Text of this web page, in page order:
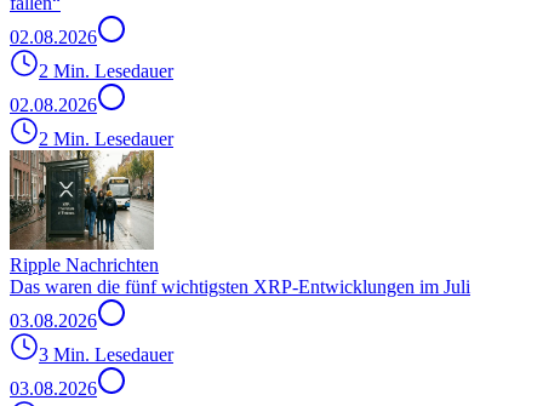
02.08.2026
2 Min. Lesedauer
02.08.2026
2 Min. Lesedauer
Ripple Nachrichten
Das waren die fünf wichtigsten XRP-Entwicklungen im Juli
03.08.2026
3 Min. Lesedauer
03.08.2026